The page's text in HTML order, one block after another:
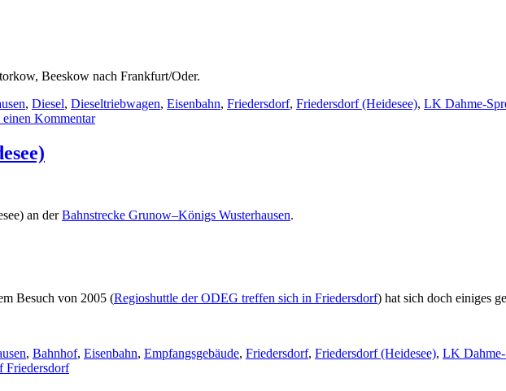
Beeskow nach Frankfurt/Oder.
, Diesel, Dieseltriebwagen, Eisenbahn, Friedersdorf, Friedersdorf (Heidesee), LK Dahme-
einen Kommentarzu
an derBahnstrecke Grunow–Königs Wusterhausen.
Besuch von 2005 (Regioshuttle der ODEG treffen sich in Friedersdorf) hat sich doch einiges
, Bahnhof, Eisenbahn, Empfangsgebäude, Friedersdorf, Friedersdorf (Heidesee), LK